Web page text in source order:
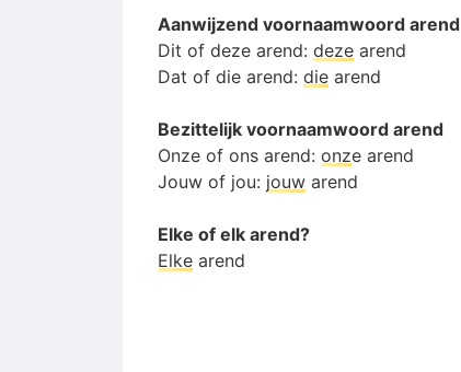
Aanwijzend voornaamwoord arend
Dit of deze arend: deze arend
Dat of die arend: die arend
Bezittelijk voornaamwoord arend
Onze of ons arend: onze arend
Jouw of jou: jouw arend
Elke of elk arend?
Elke arend